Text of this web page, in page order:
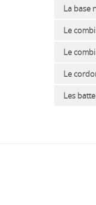
La base
Le
Le
Le
Les